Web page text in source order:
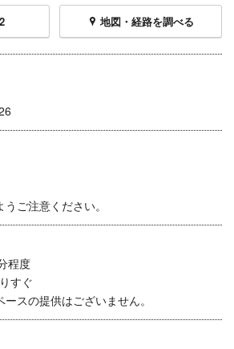
地図・経路を調べる
ご注意ください。
程度
すぐ
スの提供はございません。